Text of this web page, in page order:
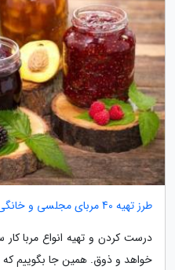
طرز تهیه 40 مربای مجلسی و خانگی با نکات کلیدی
درست کردن و تهیه انواع مربا
خواهد و ذوق. همین جا بگوییم که